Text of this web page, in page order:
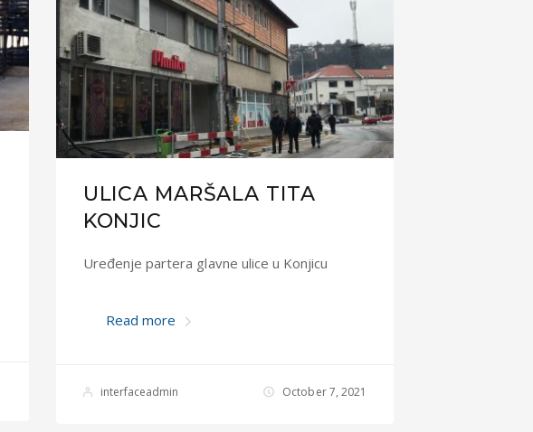
ULICA MARŠALA TITA
KONJIC
Uređenje partera glavne ulice u Konjicu
Read more
interfaceadmin October 7, 2021